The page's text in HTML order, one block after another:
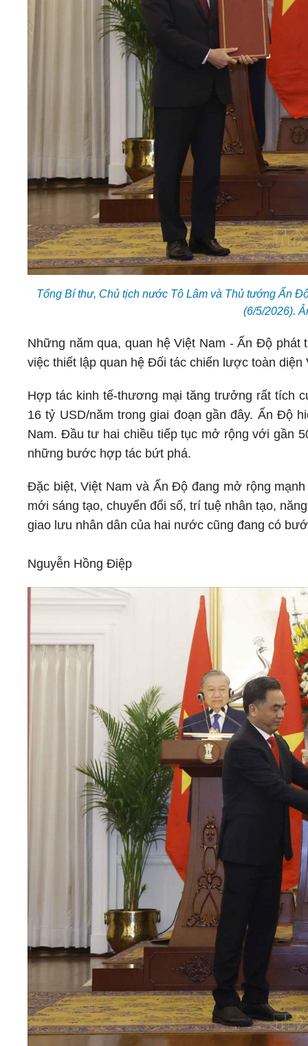
Tổng Bí thư, Chủ tịch nước Tô Lâm và Thủ tướng Ấn
(6/5/2026).
Những năm qua, quan hệ Việt Nam - Ấn Độ phát
việc thiết lập quan hệ Đối tác chiến lược toàn
Hợp tác kinh tế-thương mại tăng trưởng rất tích
16 tỷ USD/năm trong giai đoạn gần đây. Ấn Độ
Nam. Đầu tư hai chiều tiếp tục mở rộng với gần
những bước hợp tác bứt phá.
Đặc biệt, Việt Nam và Ấn Độ đang mở rộng
mới sáng tạo, chuyển đổi số, trí tuệ nhân tạo,
giao lưu nhân dân của hai nước cũng đang có
Nguyễn Hồng Điệp